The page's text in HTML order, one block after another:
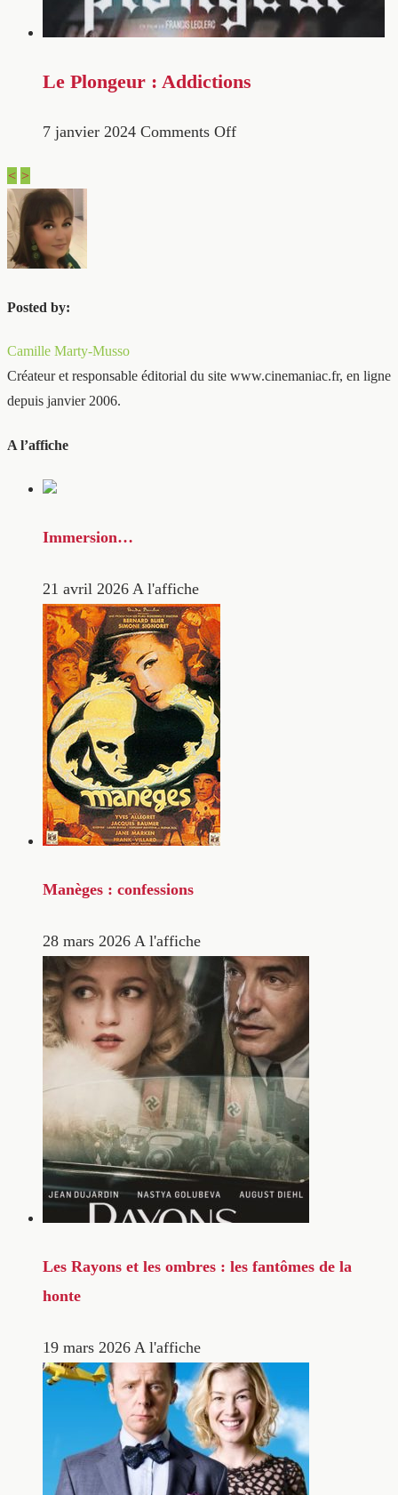
Le Plongeur : Addictions
7 janvier 2024 Comments Off
< >
Posted by:
Camille Marty-Musso
Créateur et responsable éditorial du site www.cinemaniac.fr, en ligne
depuis janvier 2006.
A l’affiche
Immersion…
21 avril 2026 A l'affiche
Manèges : confessions
28 mars 2026 A l'affiche
Les Rayons et les ombres : les fantômes de la
honte
19 mars 2026 A l'affiche